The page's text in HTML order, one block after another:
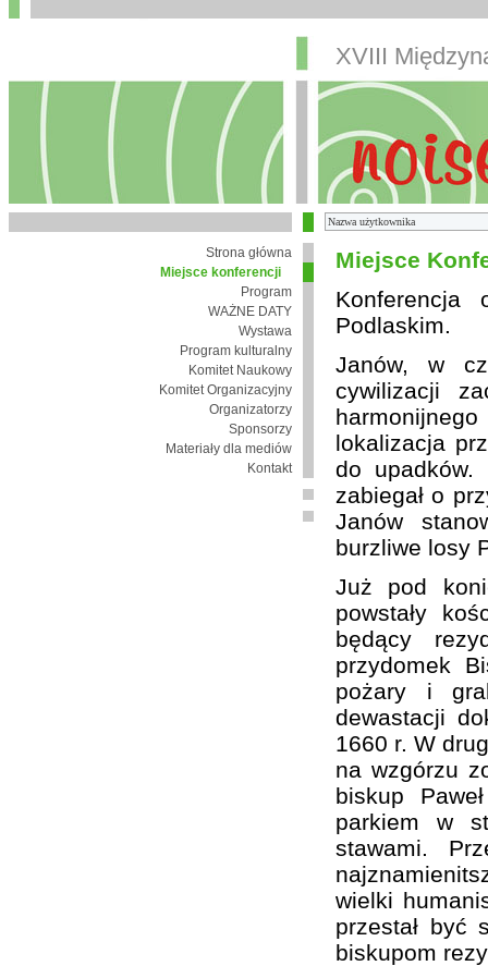
XVIII
Strona główna
Miejsce konferencji
Program
WAŻNE DATY
Wystawa
Program kulturalny
Komitet Naukowy
Komitet Organizacyjny
Organizatorzy
Sponsorzy
Materiały dla mediów
Kontakt
Miejsce
Podlaskim.
Janów, w
cywilizacji
lokalizacja
do upadków.
zabiegał o
Janów
burzliwe losy
Już pod
powstały
będący
przydomek
pożary i
dewastacji
1660 r. W
na wzgórzu
biskup
parkiem w
stawami.
wielki
przestał być
biskupom